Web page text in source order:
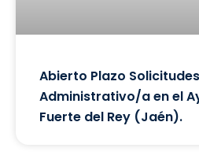
Abierto Plazo
Administrativo/a en el
Fuerte del Rey (Jaén).